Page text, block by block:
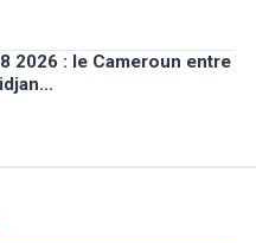
2026 : le Cameroun entre